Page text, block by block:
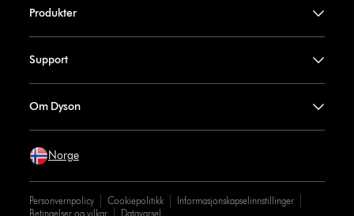
Produkter
Support
Om Dyson
Norge
Personvernpolicy Cookiepolitikk
Informasjonskapselinnstillinger
Betingelser og vilkar
Datavarsel